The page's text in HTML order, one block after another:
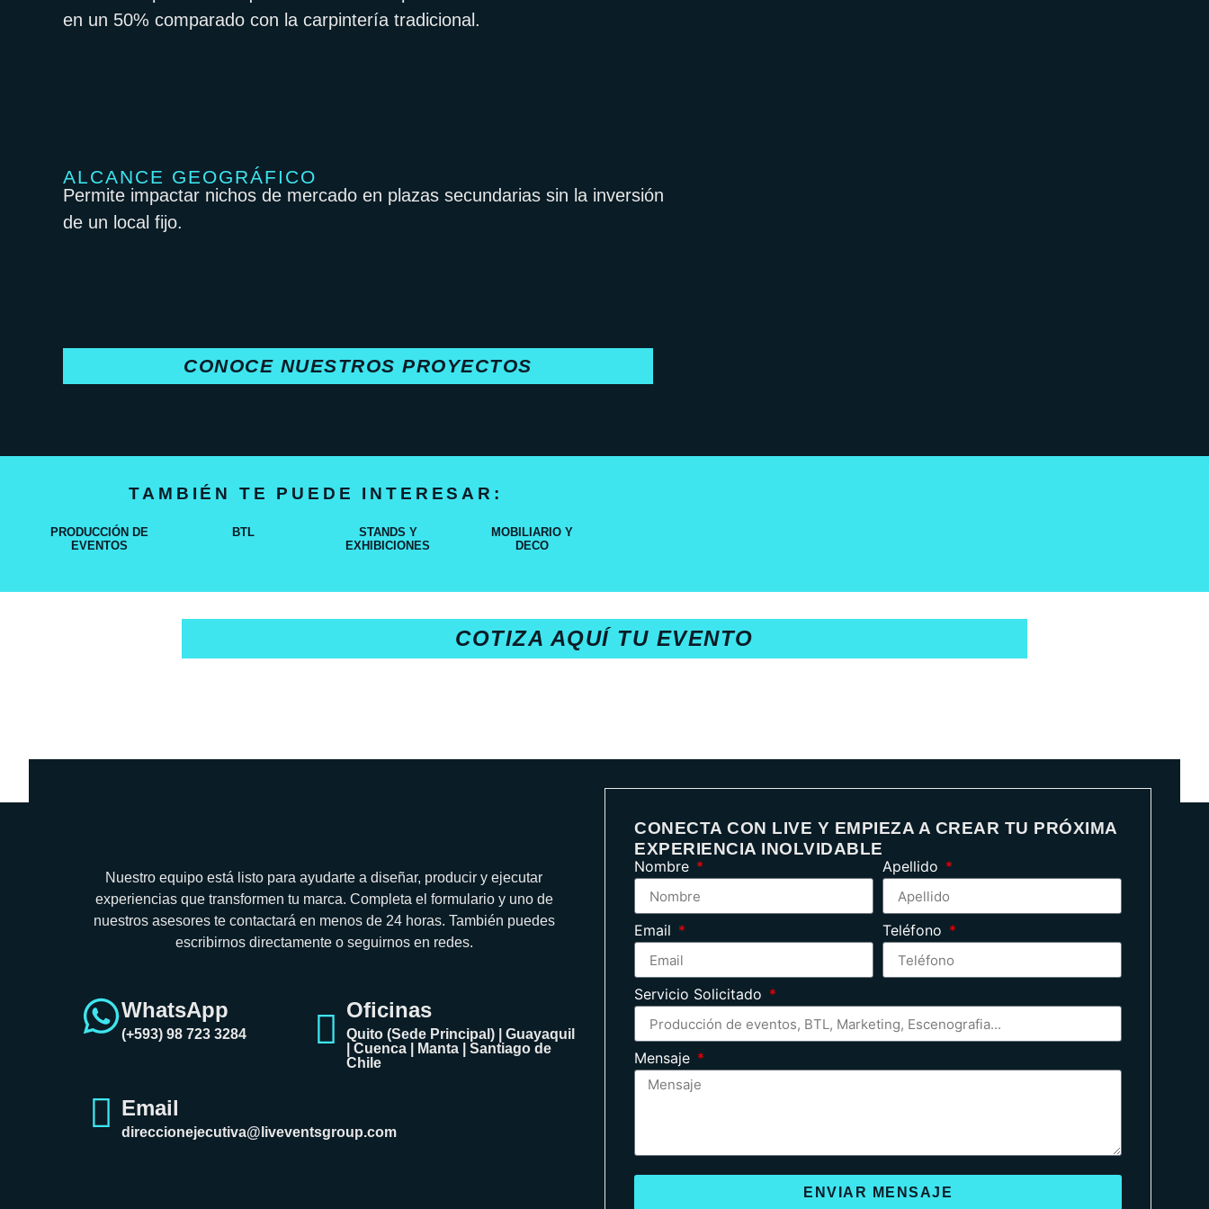
en un 50% comparado con la carpintería tradicional.
ALCANCE GEOGRÁFICO
Permite impactar nichos de mercado en plazas secundarias sin la inversión
de un local fijo.
CONOCE NUESTROS PROYECTOS
TAMBIÉN TE PUEDE INTERESAR:
PRODUCCIÓN DE
EVENTOS
BTL
STANDS Y
EXHIBICIONES
MOBILIARIO Y
DECO
COTIZA AQUÍ TU EVENTO
Nuestro equipo está listo para ayudarte a diseñar, producir y ejecutar
experiencias que transformen tu marca. Completa el formulario y uno de
nuestros asesores te contactará en menos de 24 horas. También puedes
escribirnos directamente o seguirnos en redes.
WhatsApp
(+593) 98 723 3284
Oficinas
Quito (Sede Principal) | Guayaquil
| Cuenca | Manta | Santiago de
Chile
Email
direccionejecutiva@liveventsgroup.com
CONECTA CON LIVE Y EMPIEZA A CREAR TU PRÓXIMA
EXPERIENCIA INOLVIDABLE
Nombre Apellido
Email Teléfono
Servicio Solicitado
Mensaje
ENVIAR MENSAJE